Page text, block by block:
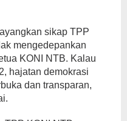
sikap TPP
mengedepankan
KONI NTB. Kalau
hajatan demokrasi
dan transparan,